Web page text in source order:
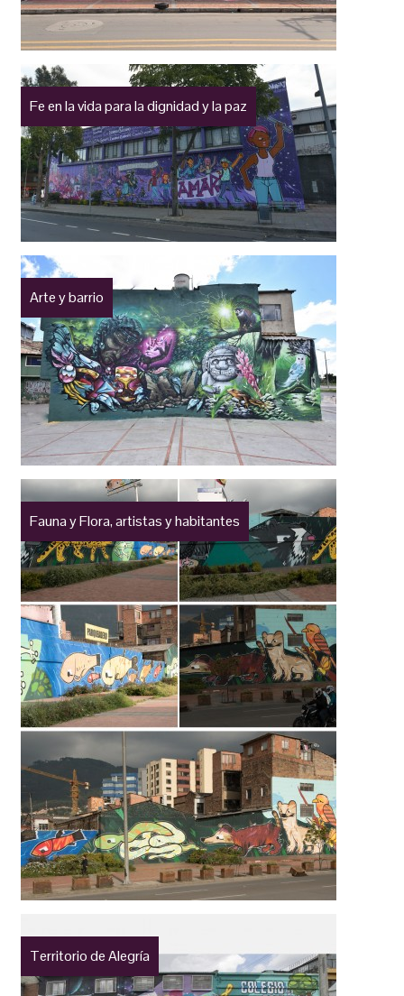
Fe en la vida para la dignidad y la paz
Arte y barrio
Fauna y Flora, artistas y habitantes
Territorio de Alegría